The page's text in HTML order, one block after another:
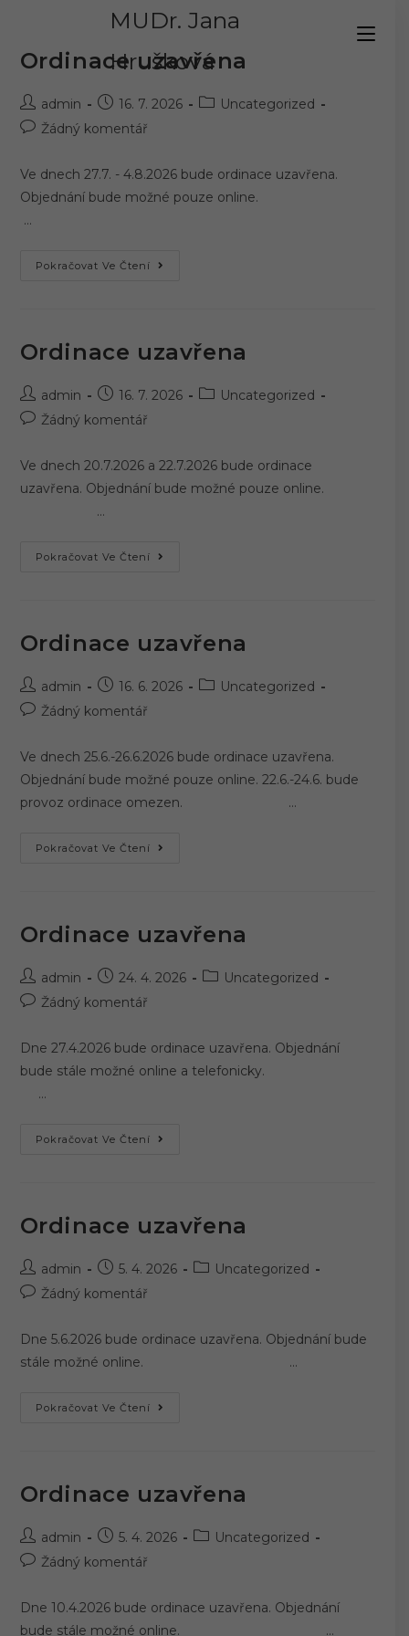
obsahu
MUDr. Jana
Hrušková
Ordinace uzavřena
Autor
příspěvku
admin
Příspěvek
16. 7. 2026
RubrikyUncategorized
Komentáře
příspěvku
Žádný komentář
Ve dnech 27.7. - 4.8.2026 bude ordinace uzavřena.
Objednání bude možné pouze online.
…
Pokračovat Ve ČteníOrdinace
Ordinace uzavřena
Autor
příspěvku
admin
Příspěvek
16. 7. 2026
RubrikyUncategorized
Komentáře
příspěvku
Žádný komentář
Ve dnech 20.7.2026 a 22.7.2026 bude ordinace
uzavřena. Objednání bude možné pouze online.
…
Pokračovat Ve ČteníOrdinace
Ordinace uzavřena
Autor
příspěvku
admin
Příspěvek
16. 6. 2026
RubrikyUncategorized
Komentáře
příspěvku
Žádný komentář
Ve dnech 25.6.-26.6.2026 bude ordinace uzavřena.
Objednání bude možné pouze online. 22.6.-24.6. bude
provoz ordinace omezen. …
Pokračovat Ve ČteníOrdinace
Ordinace uzavřena
Autor
příspěvku
admin
Příspěvek
24. 4. 2026
RubrikyUncategorized
Komentáře
příspěvku
Žádný komentář
Dne 27.4.2026 bude ordinace uzavřena. Objednání
bude stále možné online a telefonicky.
…
Pokračovat Ve ČteníOrdinace
Ordinace uzavřena
Autor
příspěvku
admin
Příspěvek
5. 4. 2026
RubrikyUncategorized
Komentáře
příspěvku
Žádný komentář
Dne 5.6.2026 bude ordinace uzavřena. Objednání bude
stále možné online. …
Pokračovat Ve ČteníOrdinace
Ordinace uzavřena
Autor
příspěvku
admin
Příspěvek
5. 4. 2026
RubrikyUncategorized
Komentáře
příspěvku
Žádný komentář
Dne 10.4.2026 bude ordinace uzavřena. Objednání
bude stále možné online. …